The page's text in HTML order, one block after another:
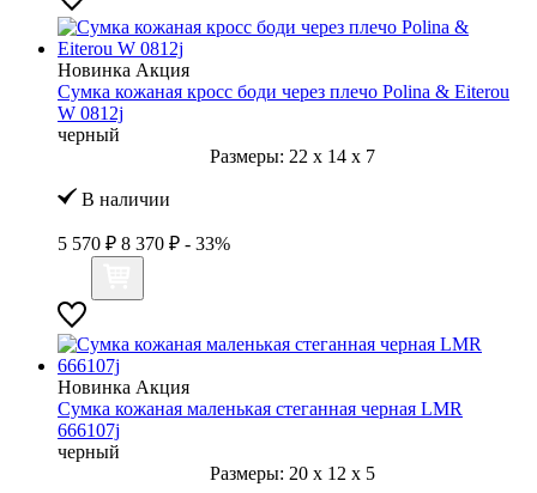
Новинка Акция
Сумка кожаная кросс боди через плечо Polina & Eiterou
W 0812j
черный
Размеры: 22 x 14 x 7
В наличии
5 570 ₽ 8 370 ₽ - 33%
Новинка Акция
Сумка кожаная маленькая стеганная черная LMR
666107j
черный
Размеры: 20 x 12 x 5